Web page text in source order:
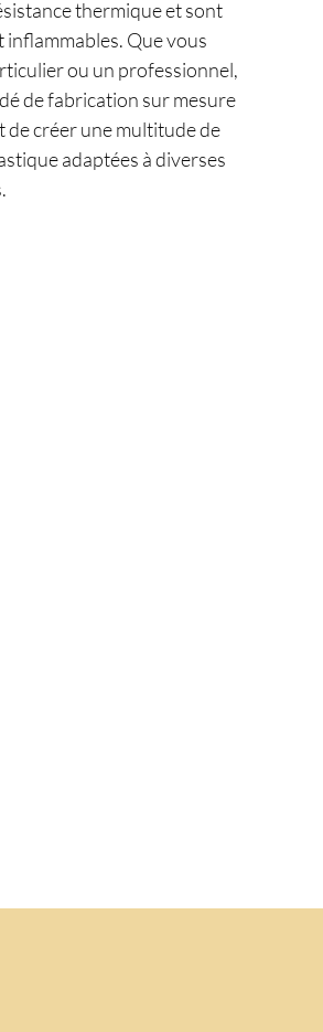
thermique et sont
Que vous
ou un professionnel,
de fabrication sur mesure
de créer une multitude de
adaptées à diverses